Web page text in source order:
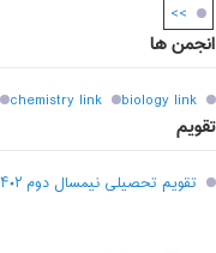
>>
انجمن ها
biology link
chemistry link
تقویم
تقویم تحصیلی نیمسال دوم ۱۴۰۲-۱۴۰۱